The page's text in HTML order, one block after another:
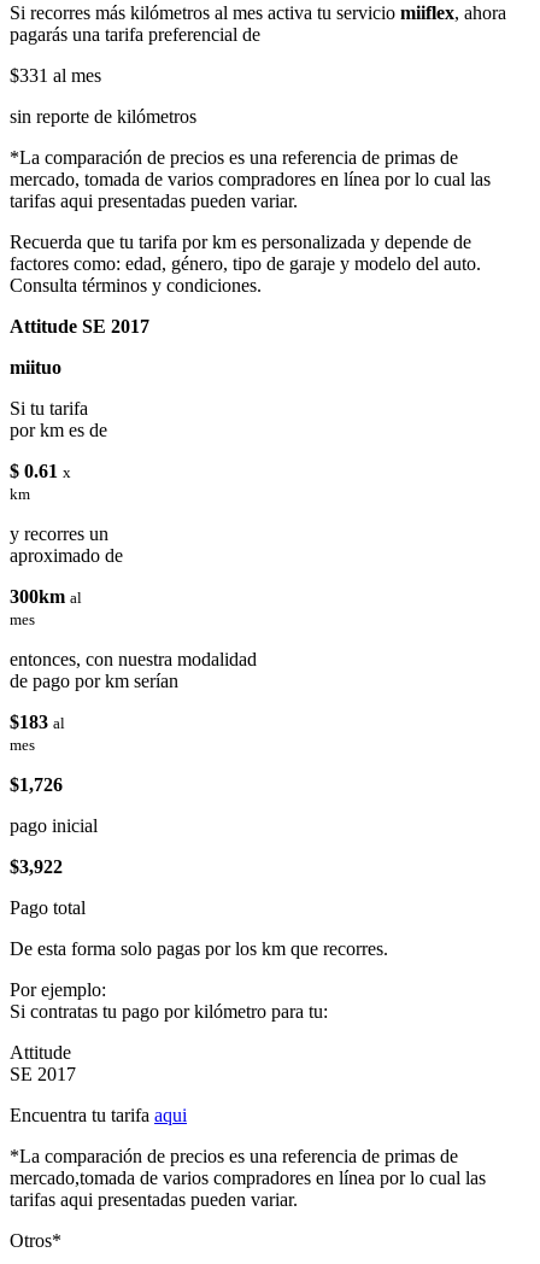
Si recorres más kilómetros al mes activa tu servicio miiflex, ahora
pagarás una tarifa preferencial de
$331 al mes
sin reporte de kilómetros
*La comparación de precios es una referencia de primas de
mercado, tomada de varios compradores en línea por lo cual las
tarifas aqui presentadas pueden variar.
Recuerda que tu tarifa por km es personalizada y depende de
factores como: edad, género, tipo de garaje y modelo del auto.
Consulta términos y condiciones.
Attitude SE 2017
miituo
Si tu tarifa
por km es de
$ 0.61 x
km
y recorres un
aproximado de
300km al
mes
entonces, con nuestra modalidad
de pago por km serían
$183 al
mes
$1,726
pago inicial
$3,922
Pago total
De esta forma solo pagas por los km que recorres.
Por ejemplo:
Si contratas tu pago por kilómetro para tu:
Attitude
SE 2017
Encuentra tu tarifa aqui
*La comparación de precios es una referencia de primas de
mercado,tomada de varios compradores en línea por lo cual las
tarifas aqui presentadas pueden variar.
Otros*